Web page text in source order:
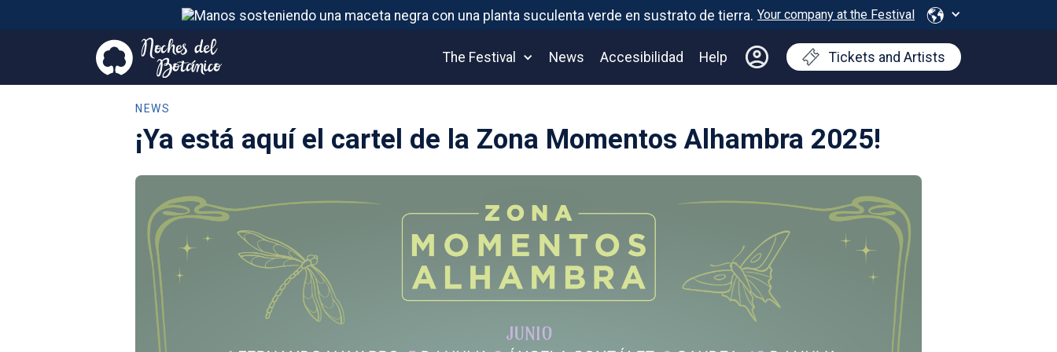
Your company at the Festival
The Festival News Accesibilidad Help Tickets and Artists
NEWS
¡Ya está aquí el cartel de la Zona Momentos Alhambra 2025!